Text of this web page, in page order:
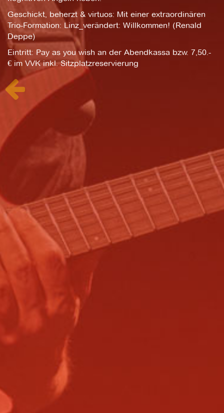
Geschickt, beherzt & virtuos: Mit einer extraordinären
Trio-Formation: Linz_verändert: Willkommen! (Renald
Deppe)
Eintritt: Pay as you wish an der Abendkassa bzw. 7,50.-
€ im VVK inkl. Sitzplatzreservierung